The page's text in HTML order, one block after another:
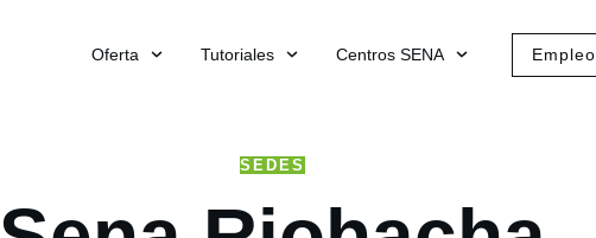
Oferta Tutoriales Centros SENA Empleo
SEDES